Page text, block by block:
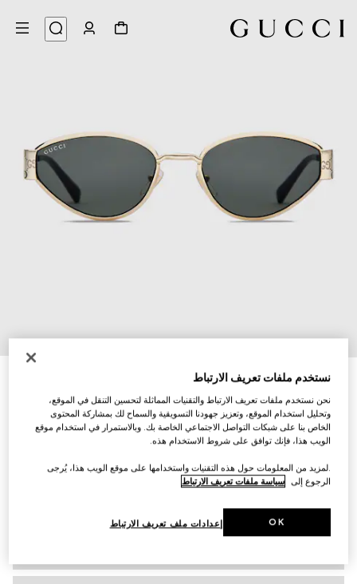
نظارات شمسية بإطار هندسي الشكل
AED 2,350
تنويعاتلمسات نهائية باللون الذهبي الفاتح
نستخدم ملفات تعريف الارتباط
نحن نستخدم ملفات تعريف الارتباط والتقنيات المماثلة لتحسين التنقل في الموقع،
وتحليل استخدام الموقع، وتعزيز جهودنا التسويقية والسماح لك بمشاركة المحتوى
الخاص بنا على شبكات التواصل الاجتماعي الخاصة بك. وبالاستمرار في استخدام موقع
الويب هذا، فإنك توافق على شروط الاستخدام هذه.
.لمزيد من المعلومات حول هذه التقنيات واستخدامها على موقع الويب هذا، يُرجى
الرجوع إلى سياسة ملفات تعريف الارتباط
إعدادات ملف تعريف الارتباط OK